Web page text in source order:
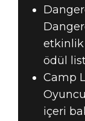
etkinlik
ödül
Camp
içeri